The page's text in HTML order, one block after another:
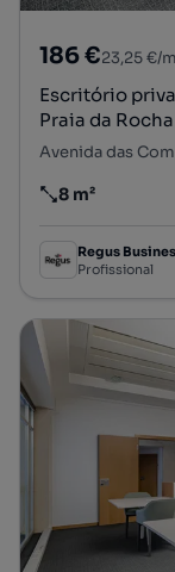
186 €23,25 €/
Escritório
Praia da Rocha
Preço por
8 m²
Regus
Profissional